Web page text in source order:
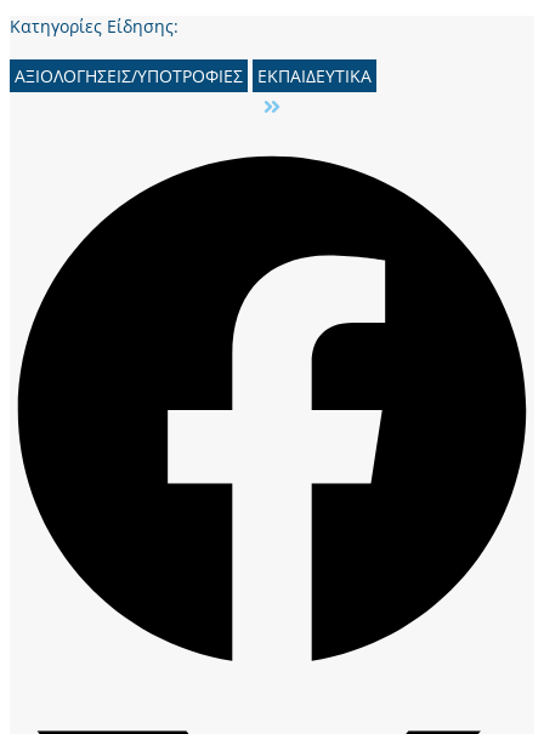
Κατηγορίες Είδησης:
ΑΞΙΟΛΟΓΗΣΕΙΣ/ΥΠΟΤΡΟΦΙΕΣ ΕΚΠΑΙΔΕΥΤΙΚΑ